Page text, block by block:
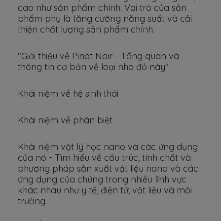
cao như sản phẩm chính. Vai trò của sản
phẩm phụ là tăng cường năng suất và cải
thiện chất lượng sản phẩm chính.
"Giới thiệu về Pinot Noir - Tổng quan và
thông tin cơ bản về loại nho đỏ này"
Khái niệm về hệ sinh thái
Khái niệm về phân biệt
Khái niệm vật lý học nano và các ứng dụng
của nó - Tìm hiểu về cấu trúc, tính chất và
phương pháp sản xuất vật liệu nano và các
ứng dụng của chúng trong nhiều lĩnh vực
khác nhau như y tế, điện tử, vật liệu và môi
trường.